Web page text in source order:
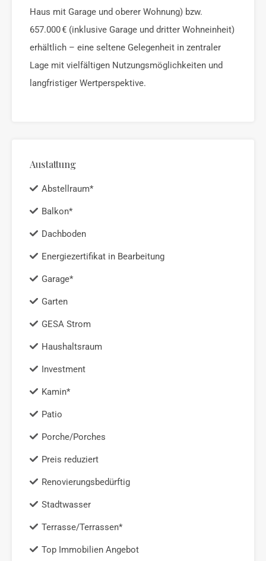
Haus mit Garage und oberer Wohnung) bzw.
657.000 € (inklusive Garage und dritter Wohneinheit)
erhältlich – eine seltene Gelegenheit in zentraler
Lage mit vielfältigen Nutzungsmöglichkeiten und
langfristiger Wertperspektive.
Austattung
Abstellraum*
Balkon*
Dachboden
Energiezertifikat in Bearbeitung
Garage*
Garten
GESA Strom
Haushaltsraum
Investment
Kamin*
Patio
Porche/Porches
Preis reduziert
Renovierungsbedürftig
Stadtwasser
Terrasse/Terrassen*
Top Immobilien Angebot